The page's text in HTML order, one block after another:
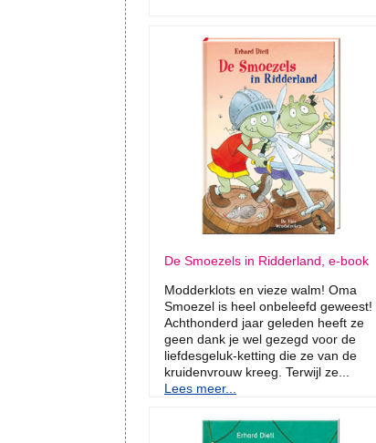
De Smoezels in Ridderland, e-book
Modderklots en vieze walm! Oma
Smoezel is heel onbeleefd geweest!
Achthonderd jaar geleden heeft ze
geen dank je wel gezegd voor de
liefdesgeluk-ketting die ze van de
kruidenvrouw kreeg. Terwijl ze...
Lees meer...